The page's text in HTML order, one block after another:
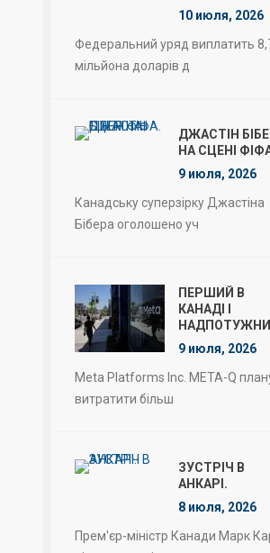
10 июля, 2026
Федеральний уряд виплатить
мільйона доларів д
ДЖАСТІН
НА СЦЕНІ
9 июля, 2026
Канадську суперзірку Джастіна
Бібера оголошено уч
ПЕРШИЙ В
КАНАДІ І
9 июля, 2026
Meta Platforms Inc. META-Q
витратити більш
ЗУСТРІЧ В
АНКАРІ.
8 июля, 2026
Прем'єр-міністр Канади Марк